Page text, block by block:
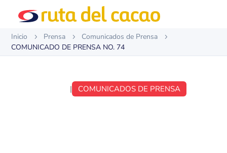
Inicio 5 Prensa 5 Comunicados de Prensa 5
COMUNICADO DE PRENSA NO. 74
| COMUNICADOS DE PRENSA